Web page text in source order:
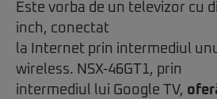
Este vorba de un televizor cu
inch, conectat
la Internet prin intermediul
wireless. NSX-46GT1, prin
intermediul lui Google TV,